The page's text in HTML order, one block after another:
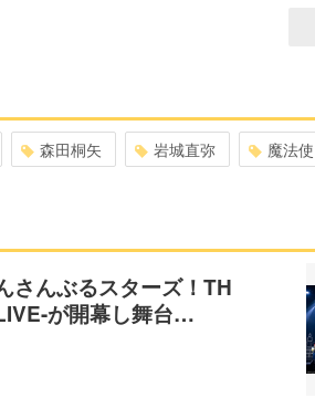
森田桐矢 岩城直弥 魔法
んぶるスターズ！TH
が開幕し舞台…